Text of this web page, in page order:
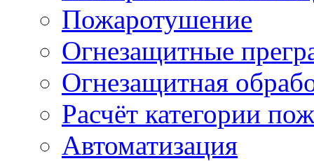
Пожаротушение
Огнезащитные
Огнезащитная
Расчёт категории
Автоматизация